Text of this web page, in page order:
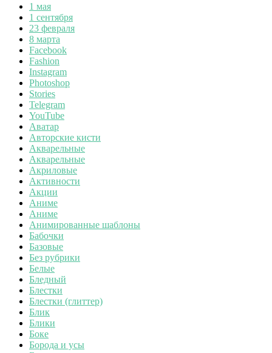
1 мая
1 сентября
23 февраля
8 марта
Facebook
Fashion
Instagram
Photoshop
Stories
Telegram
YouTube
Аватар
Авторские кисти
Акварельные
Акварельные
Акриловые
Активности
Акции
Аниме
Аниме
Анимированные шаблоны
Бабочки
Базовые
Без рубрики
Белые
Бледный
Блестки
Блестки (глиттер)
Блик
Блики
Боке
Борода и усы